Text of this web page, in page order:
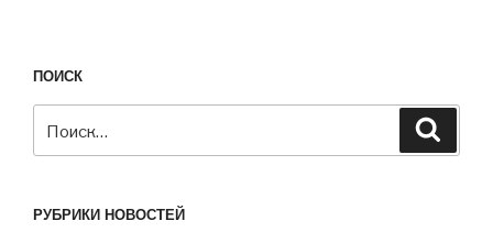
ПОИСК
РУБРИКИ НОВОСТЕЙ